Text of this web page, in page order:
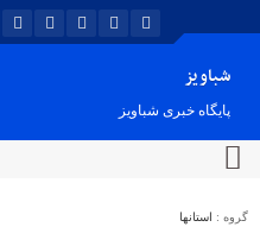
شباویز
پایگاه خبری شباویز
گروه : استانها